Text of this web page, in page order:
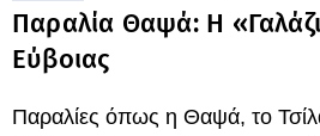
Παραλία Θαψά: Η
Εύβοιας
Παραλίες όπως η Θαψά, το